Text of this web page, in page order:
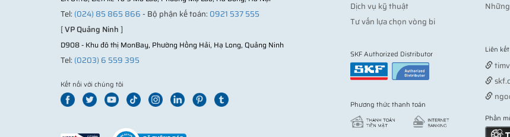
Tel: (024) 85 865 866- Bộ phận kế toán: 0921 537 555
[VP Quảng Ninh]
D908 - Khu đô thị MonBay, Phường Hồng Hải, Hạ Long, Quảng Ninh
Tel: (0203) 6 559 395
Kết nối với chúng tôi
Dịch vụ kỹ thuật
Tư vấn lựa chọn vòng bi
SKF Authorized Distributor
Phương thức thanh toán
Liên
Phần